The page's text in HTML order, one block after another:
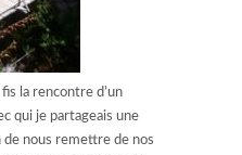
la rencontre d’un
qui je partageais une
nous remettre de nos